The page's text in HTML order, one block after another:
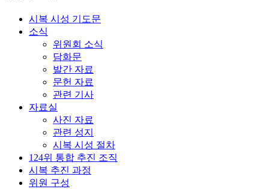
시복 시성 기도문
소식
위원회 소식
담화문
발간 자료
문헌 자료
관련 기사
자료실
사진 자료
관련 성지
시복 시성 절차
124위 통합 추진 조직
시복 추진 과정
위원 구성